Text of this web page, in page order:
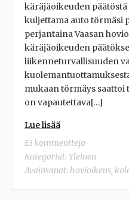
käräjäoikeuden päätöstä
kuljettama auto törmäsi
perjantaina Vaasan
käräjäoikeuden
liikenneturvallisuuden
mukaan törmäys saattoi
on vapautettava[…]
Lue lisää
Ei kommentteja
Kategoriat: Yleinen
Avainsanat: hovioikeus,